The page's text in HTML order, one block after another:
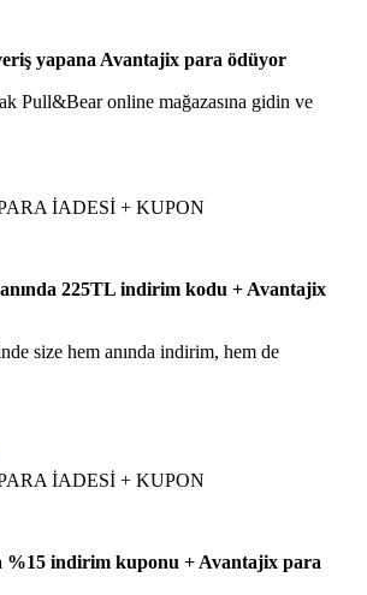
yapana Avantajix para ödüyor
Pull&Bear online mağazasına gidin ve
İADESİ + KUPON
225TL indirim kodu + Avantajix
size hem anında indirim, hem de
İADESİ + KUPON
%15 indirim kuponu + Avantajix para